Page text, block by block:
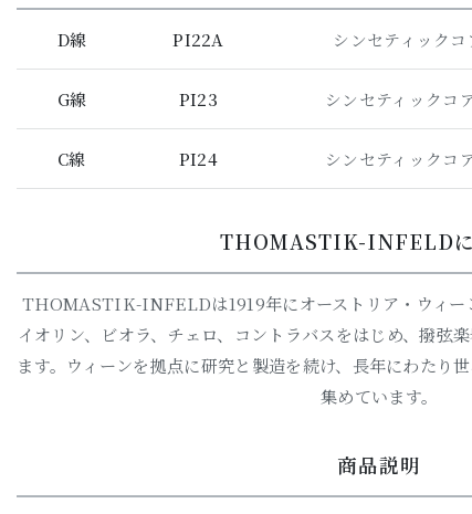
D線 PI22A シンセティック
G線 PI23 シンセティックコ
C線 PI24 シンセティックコ
THOMASTIK-INFELD
THOMASTIK-INFELDは1919年にオーストリア・ウィー
イオリン、ビオラ、チェロ、コントラバスをはじめ、撥弦
ます。ウィーンを拠点に研究と製造を続け、長年にわたり
集めています。
商品説明